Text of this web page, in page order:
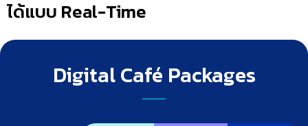
ได้แบบ Real-Time
Digital Café Packages